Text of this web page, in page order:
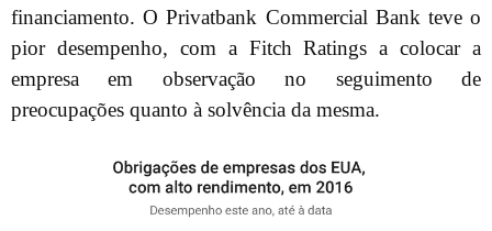
financiamento. O Privatbank Commercial Bank teve o
pior desempenho, com a Fitch Ratings a colocar a
empresa em observação no seguimento de
preocupações quanto à solvência da mesma.